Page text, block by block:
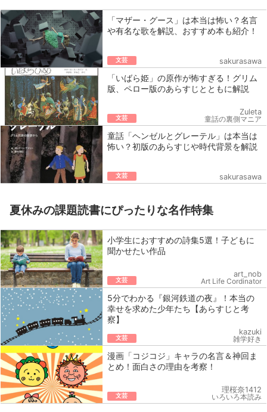
「マザー・グース」は本当は怖い？名言
や有名な歌を解説、おすすめ本も紹介！
文芸 sakurasawa
「いばら姫」の原作が怖すぎる！グリム
版、ペロー版のあらすじとともに解説
文芸
Zuleta
童話の裏側マニア
童話「ヘンゼルとグレーテル」は本当は
怖い？初版のあらすじや時代背景を解説
文芸 sakurasawa
夏休みの課題読書にぴったりな名作特集
小学生におすすめの詩集5選！子どもに
聞かせたい作品
文芸
art_nob
Art Life Cordinator
5分でわかる『銀河鉄道の夜』！本当の
幸せを求めた少年たち【あらすじと考
察】
文芸
kazuki
雑学好き
漫画「コジコジ」キャラの名言＆神回ま
とめ！面白さの理由を考察！
文芸
理桜奈1412
いろいろ本読み